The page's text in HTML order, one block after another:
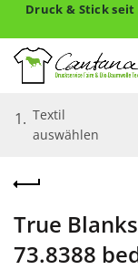
Druck & Stick seit
1. Textil
auswählen
True
73.8388